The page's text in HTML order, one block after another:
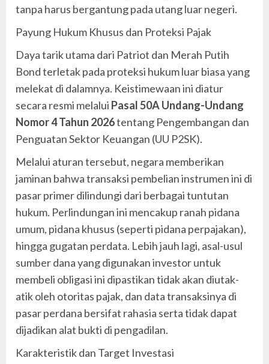
tanpa harus bergantung pada utang luar negeri.
Payung Hukum Khusus dan Proteksi Pajak
Daya tarik utama dari Patriot dan Merah Putih
Bond terletak pada proteksi hukum luar biasa yang
melekat di dalamnya. Keistimewaan ini diatur
secara resmi melalui Pasal 50A Undang-Undang
Nomor 4 Tahun 2026tentang Pengembangan dan
Penguatan Sektor Keuangan (UU P2SK).
Melalui aturan tersebut, negara memberikan
jaminan bahwa transaksi pembelian instrumen ini di
pasar primer dilindungi dari berbagai tuntutan
hukum. Perlindungan ini mencakup ranah pidana
umum, pidana khusus (seperti pidana perpajakan),
hingga gugatan perdata. Lebih jauh lagi, asal-usul
sumber dana yang digunakan investor untuk
membeli obligasi ini dipastikan tidak akan diutak-
atik oleh otoritas pajak, dan data transaksinya di
pasar perdana bersifat rahasia serta tidak dapat
dijadikan alat bukti di pengadilan.
Karakteristik dan Target Investasi